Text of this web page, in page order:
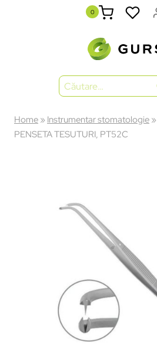
0
Home»Instrumentar stomatologie»
PENSETA TESUTURI, PT52C